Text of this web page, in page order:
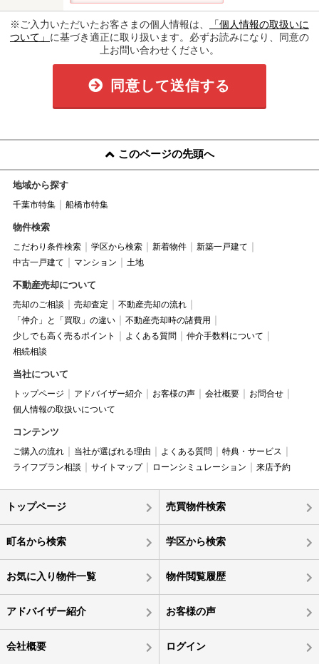
※ご入力いただいたお客さまの個人情報は、
「個人情報の取扱いに
ついて」 に基づき適正に取り扱います。必ずお読みになり、同意の
上お問い合わせください。
同意して送信する
このページの先頭へ
地域から探す
千葉市特集 船橋市特集
物件検索
こだわり条件検索 学区から検索 新着物件
新築一戸建て
中古一戸建て
マンション 土地
不動産売却について
売却のご相談 売却査定
不動産売却の流れ
「仲介」と「買取」の違い
不動産売却時の諸費用
少しでも高く売るポイント
よくある質問
仲介手数料について
相続相談
当社について
トップページ アドバイザー紹介 お客様の声 会社概要
お問合せ
個人情報の取扱いについて
コンテンツ
ご購入の流れ 当社が選ばれる理由 よくある質問
特典・サービス
ライフプラン相談
サイトマップ ローンシミュレーション 来店予約
トップページ 売買物件検索
町名から検索 学区から検索
お気に入り物件一覧 物件閲覧履歴
アドバイザー紹介 お客様の声
会社概要 ログイン